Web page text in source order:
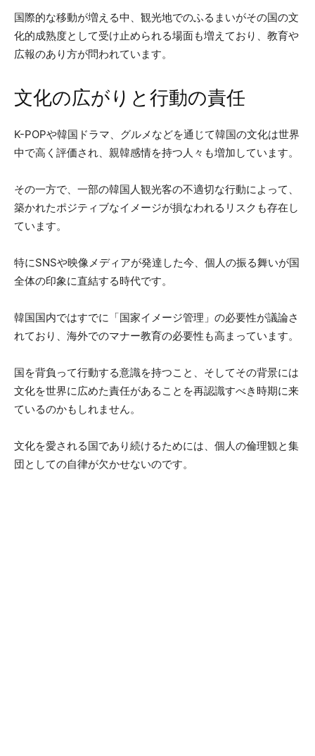
国際的な移動が増える中、観光地でのふるまいがその国の文
化的成熟度として受け止められる場面も増えており、教育や
広報のあり方が問われています。
文化の広がりと行動の責任
K-POPや韓国ドラマ、グルメなどを通じて韓国の文化は世界
中で高く評価され、親韓感情を持つ人々も増加しています。
その一方で、一部の韓国人観光客の不適切な行動によって、
築かれたポジティブなイメージが損なわれるリスクも存在し
ています。
特にSNSや映像メディアが発達した今、個人の振る舞いが国
全体の印象に直結する時代です。
韓国国内ではすでに「国家イメージ管理」の必要性が議論さ
れており、海外でのマナー教育の必要性も高まっています。
国を背負って行動する意識を持つこと、そしてその背景には
文化を世界に広めた責任があることを再認識すべき時期に来
ているのかもしれません。
文化を愛される国であり続けるためには、個人の倫理観と集
団としての自律が欠かせないのです。